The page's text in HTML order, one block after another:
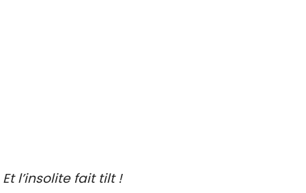
Et l’insolite fait tilt !